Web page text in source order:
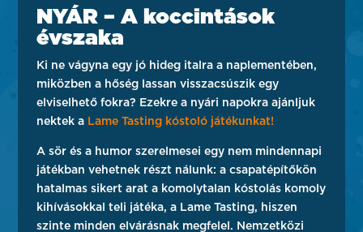
NYÁR – A koccintások
évszaka
Ki ne vágyna egy jó hideg italra a naplementében,
miközben a hőség lassan visszacsúszik egy
elviselhető fokra? Ezekre a nyári napokra ajánljuk
nektek a Lame Tasting kóstoló játékunkat!
A sör és a humor szerelmesei egy nem mindennapi
játékban vehetnek részt nálunk: a csapatépítőkön
hatalmas sikert arat a komolytalan kóstolás komoly
kihívásokkal teli játéka, a Lame Tasting, hiszen
szinte minden elvárásnak megfelel. Nemzetközi